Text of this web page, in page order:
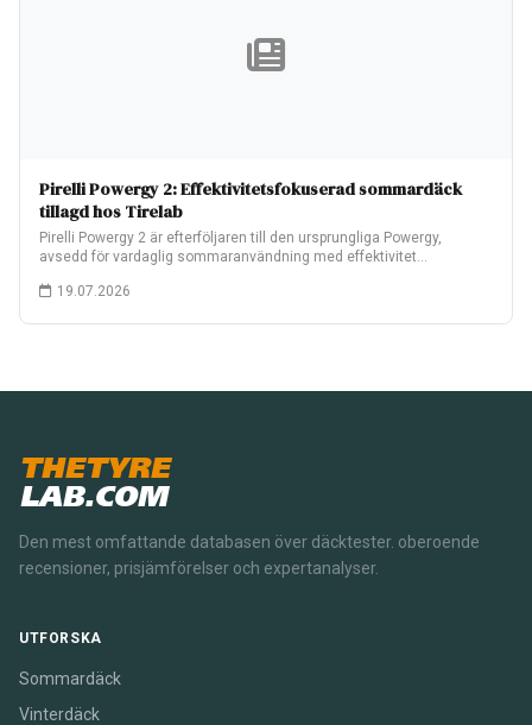
Pirelli Powergy 2: Effektivitetsfokuserad sommardäck
tillagd hos Tirelab
Pirelli Powergy 2 är efterföljaren till den ursprungliga Powergy,
avsedd för vardaglig sommaranvändning med effektivitet…
19.07.2026
THETYRE
LAB.COM
Den mest omfattande databasen över däcktester. oberoende
recensioner, prisjämförelser och expertanalyser.
UTFORSKA
Sommardäck
Vinterdäck